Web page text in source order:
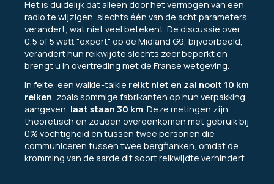
Het is duidelijk dat alleen door het vermogen van een
radio te wijzigen, slechts één van de acht parameters
verandert, wat niet veel betekent. De discussie over
0,5 of 5 watt "export" op de Midland G9, bijvoorbeeld,
verandert hun reikwijdte slechts zeer beperkt en
brengt u in overtreding met de Franse wetgeving.
In feite, een walkie-talkie reikt niet en zal nooit 10 km
reiken, zoals sommige fabrikanten op hun verpakking
aangeven, laat staan 30 km. Deze metingen zijn
theoretisch en zouden overeenkomen met gebruik bij
0% vochtigheid en tussen twee personen die
communiceren tussen twee bergflanken, omdat de
kromming van de aarde dit soort reikwijdte verhindert.